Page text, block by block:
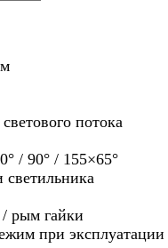
потока
/ 90° / 155×65°
светильника
/ рым гайки
при эксплуатации